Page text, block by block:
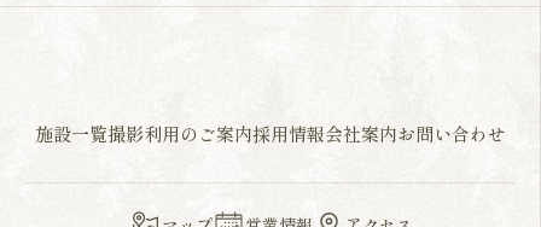
施設一覧撮影利用のご案内採用情報会社案内お問い合わせ